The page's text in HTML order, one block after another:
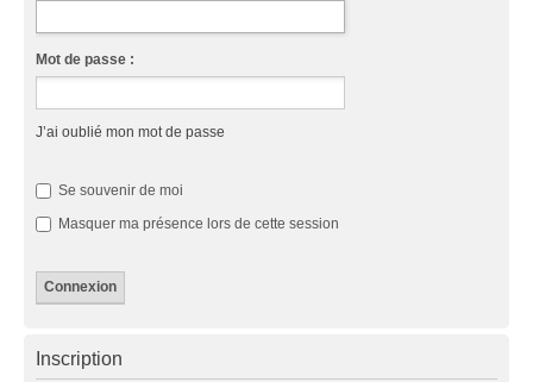
Mot de passe :
J’ai oublié mon mot de passe
Se souvenir de moi
Masquer ma présence lors de cette session
Inscription